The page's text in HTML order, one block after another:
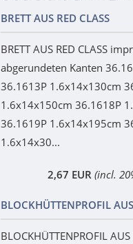
BRETT AUS RED CLASS
BRETT AUS RED CLASS
abgerundeten Kanten
36.1613P 1.6x14x130cm
1.6x14x150cm 36.1618P
36.1619P 1.6x14x195cm
1.6x14x30...
2,67 EUR (incl.
BLOCKHÜTTENPROFIL
BLOCKHÜTTENPROFIL AUS